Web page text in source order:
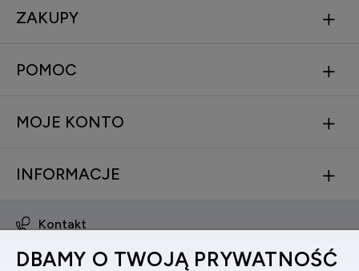
ZAKUPY
POMOC
MOJE KONTO
INFORMACJE
Kontakt
DBAMY O TWOJĄ PRYWATNOŚĆ